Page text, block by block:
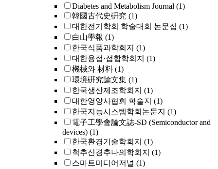
Diabetes and Metabolism Journal (1)
韓國古代史硏究 (1)
대한전기학회 학술대회 논문집 (1)
白山學報 (1)
한국식품과학회지 (1)
대한용접·접합학회지 (1)
機械와 材料 (1)
環境硏究論文集 (1)
한국생산제조학회지 (1)
대한영양사협회 학술지 (1)
한국지능시스템학회논문지 (1)
電子工學會論文誌-SD (Semiconductor and
devices) (1)
한국환경기술학회지 (1)
척추신경추나의학회지 (1)
스마트미디어저널 (1)